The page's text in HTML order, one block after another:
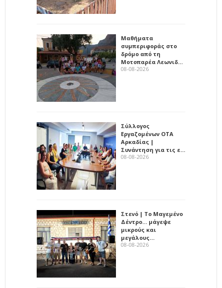
Μαθήματα
συμπεριφοράς στο
δρόμο από τη
Μοτοπαρέα Λεωνιδ…
08-08-2026
Σύλλογος
Εργαζομένων ΟΤΑ
Αρκαδίας |
Συνάντηση για τις ε…
08-08-2026
Στενό | Το Μαγεμένο
Δέντρο… μάγεψε
μικρούς και
μεγάλους…
08-08-2026